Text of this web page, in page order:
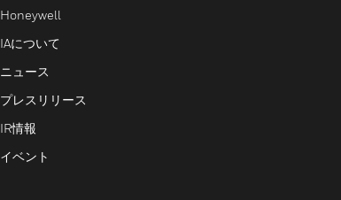
Honeywell
IAについて
ニュース
プレスリリース
IR情報
イベント